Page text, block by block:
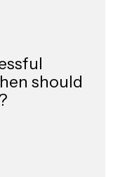
should